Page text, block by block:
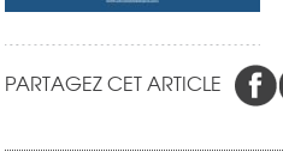
PARTAGEZ CET ARTICLE